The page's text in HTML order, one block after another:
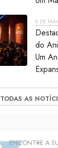
9 DE
do
Um
TODAS AS
ENCONTRE A